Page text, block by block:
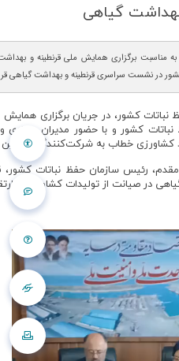
گیاهی
به مناسبت برگزاری همایش ملی قرنطینه و
در نشست سراسری قرنطینه و بهداشت گیاهی
کشور، در جریان برگزاری
کشور و با حضور مدیران ستادی و
کشاورزی خطاب به شرکت‌کنندگان در
رئیس سازمان حفظ نباتات کشور،
در صیانت از تولیدات کشاورزی و